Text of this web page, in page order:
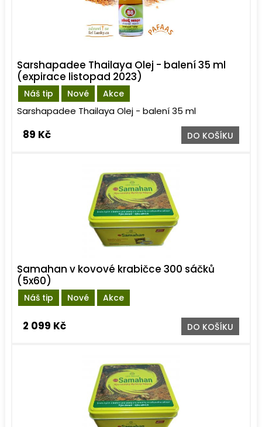
Náš tip Nové Akce
Sarshapadee Thailaya Olej - balení 35 ml
(expirace listopad 2023)
Sarshapadee Thailaya Olej - balení 35 ml
89 Kč DO KOŠÍKU
Náš tip Nové Akce
Samahan v kovové krabičce 300 sáčků
(5x60)
2 099 Kč DO KOŠÍKU